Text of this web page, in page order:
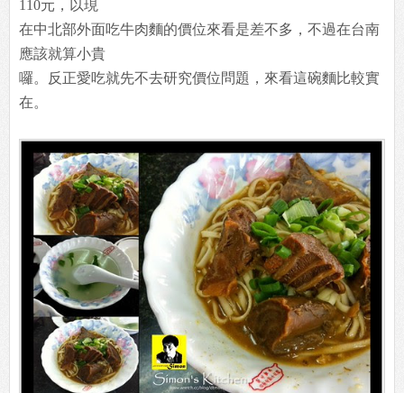
110元，以現
在中北部外面吃牛肉麵的價位來看是差不多，不過在台南
應該就算小貴
囉。反正愛吃就先不去研究價位問題，來看這碗麵比較實
在。